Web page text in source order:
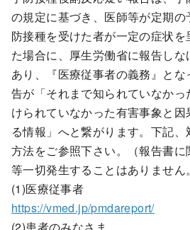
の規定に基づき、医師等が定期
防接種を受けた者が一定の症状
た場合に、厚生労働省に報告し
あり、『医療従事者の義務』と
告が「それまで知られていなか
けられていなかった有害事象と
る情報」へと繋がります。下記
方法をご参照下さい。（報告書
等一切発生することはありません
(1)医療従事者
https://vmed.jp/pmdareport/
(2)患者のみなさま